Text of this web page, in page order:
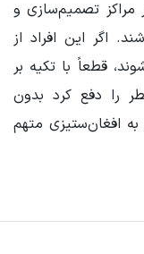
مراکز تصمیم‌سازی و
اگر این افراد از
قطعاً با تکیه بر
را دفع کرد بدون
افغان‌ستیزی متهم